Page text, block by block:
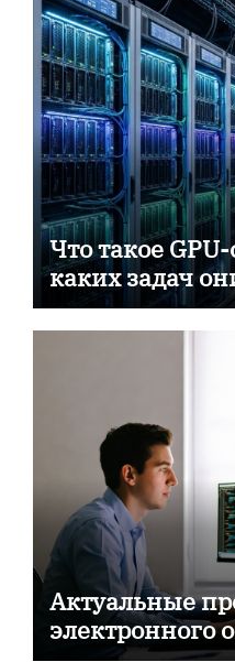
Что такое
каких задач
Актуальные
электронного